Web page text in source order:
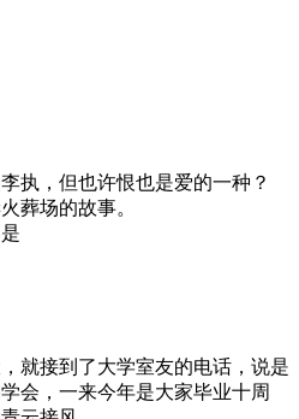
执，但也许恨也是爱的一种？
葬场的故事。
就接到了大学室友的电话，说是
会，一来今年是大家毕业十周